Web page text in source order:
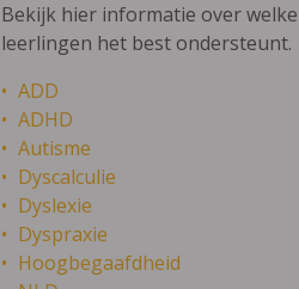
Bekijk hier informatie over
leerlingen het best ondersteunt.
ADD
ADHD
Autisme
Dyscalculie
Dyslexie
Dyspraxie
Hoogbegaafdheid